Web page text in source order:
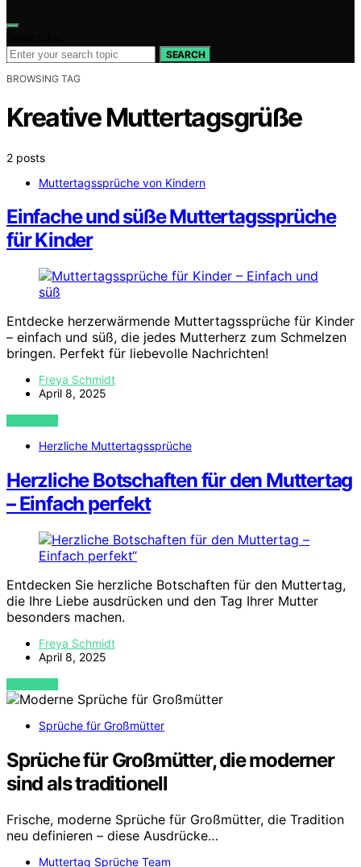
SEARCH
BROWSING TAG
Kreative Muttertagsgrüße
2 posts
Muttertagssprüche von Kindern
Einfache und süße Muttertagssprüche
für Kinder
Entdecke herzerwärmende Muttertagssprüche für Kinder
– einfach und süß, die jedes Mutterherz zum Schmelzen
bringen. Perfekt für liebevolle Nachrichten!
Freya Schmidt
April 8, 2025
VIEW POST
Herzliche Muttertagssprüche
Herzliche Botschaften für den Muttertag
– Einfach perfekt
Entdecken Sie herzliche Botschaften für den Muttertag,
die Ihre Liebe ausdrücken und den Tag Ihrer Mutter
besonders machen.
Freya Schmidt
April 8, 2025
VIEW POST
Sprüche für Großmütter
Sprüche für Großmütter, die moderner
sind als traditionell
Frische, moderne Sprüche für Großmütter, die Tradition
neu definieren – diese Ausdrücke…
Muttertag Sprüche Team